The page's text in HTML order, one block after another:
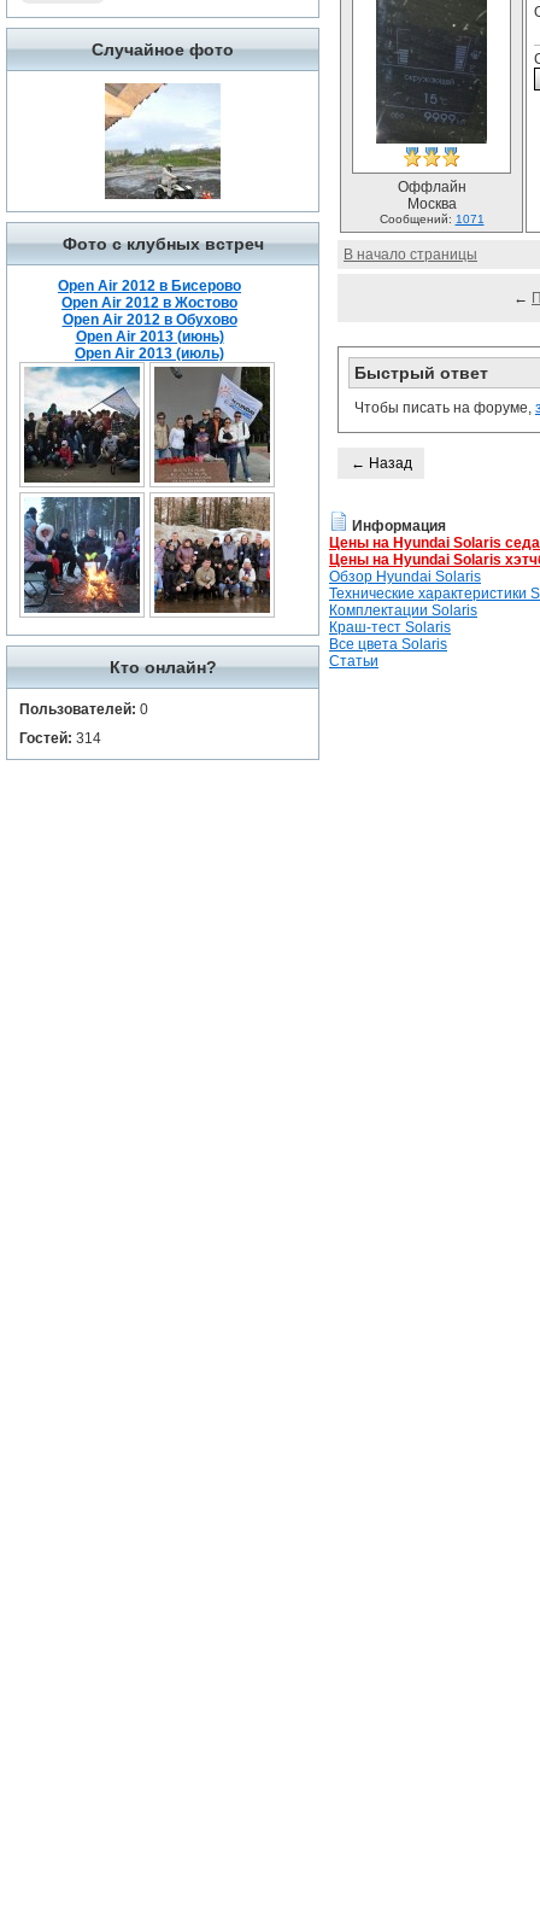
Случайное фото
Фото с клубных встреч
Open Air 2012 в Бисерово
Open Air 2012 в Жостово
Open Air 2012 в Обухово
Open Air 2013 (июнь)
Open Air 2013 (июль)
Кто онлайн?
Пользователей: 0
Гостей: 314
Оффлайн
Москва
Сообщений: 1071
В начало страницы
←
Быстрый ответ
Чтобы писать на форуме,
← Назад
Информация
Цены на Hyundai Solaris
Цены на Hyundai Solaris
Обзор Hyundai Solaris
Технические характеристики
Комплектации Solaris
Краш-тест Solaris
Все цвета Solaris
Статьи